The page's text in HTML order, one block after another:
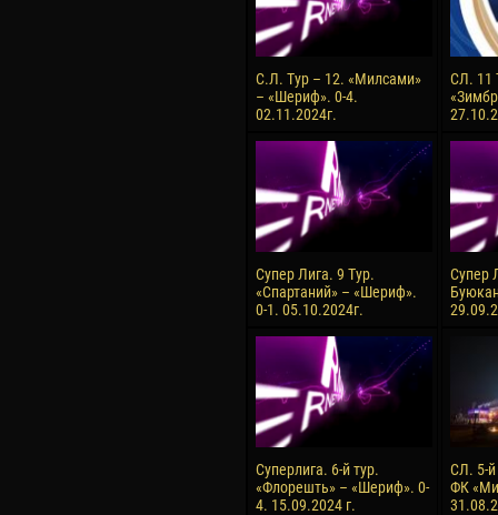
С.Л. Тур – 12. «Милсами»
– «Шериф». 0-4.
02.11.2024г.
СЛ. 11
Супер Лига. 9 Тур.
«Спартаний» – «Шериф».
0-1. 05.10.2024г.
Супер
Суперлига. 6-й тур.
«Флорешть» – «Шериф». 0-
4. 15.09.2024 г.
СЛ. 5-
ФК